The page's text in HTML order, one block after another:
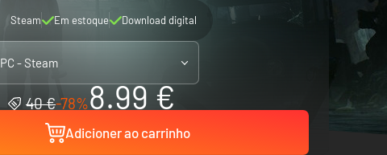
Steam Em estoque Download digital
PC - Steam
40 €-78%8.99 €
Adicioner ao carrinho